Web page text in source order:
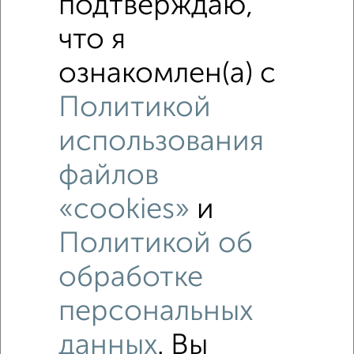
Рядом, с меньшей ценой
Недалеко от Адмирала Нахимова 141Б с ценой ниже
подтверждаю,
что я
ознакомлен(а) с
Политикой
использования
файлов
«cookies» и
Политикой об
обработке
персональных
данных. Вы